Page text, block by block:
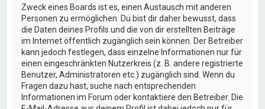
Zweck eines Boards ist es, einen Austausch mit anderen
Personen zu ermöglichen. Du bist dir daher bewusst, dass
die Daten deines Profils und die von dir erstellten Beiträge
im Internet öffentlich zugänglich sein können. Der Betreiber
kann jedoch festlegen, dass einzelne Informationen nur für
einen eingeschränkten Nutzerkreis (z. B. andere registrierte
Benutzer, Administratoren etc.) zugänglich sind. Wenn du
Fragen dazu hast, suche nach entsprechenden
Informationen im Forum oder kontaktiere den Betreiber. Die